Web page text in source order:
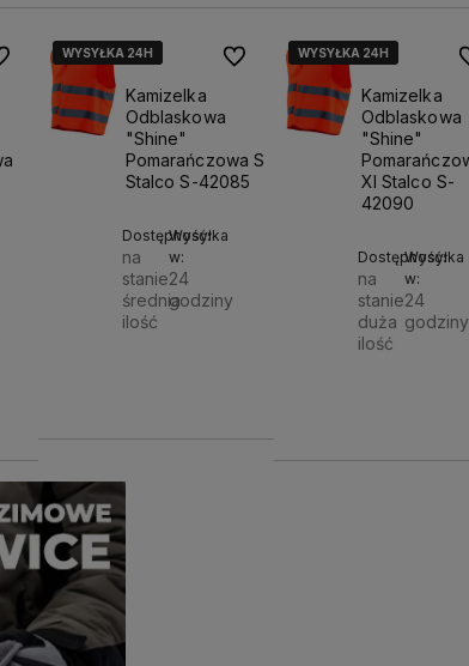
Działamy od 1998 roku, mamy więc
26 lat doświadczenia na
Wysyłka nawet w 24h,
możesz liczyć na
ulubionychWYSYŁKA 24H
WYSYŁKA 24H
WYSYŁKA 24H
Kamizelka
Odblaskowa
"Shine"
Pomarańczowa S
Stalco S-42085
Dostępność:
na
stanie
średnia
ilość
Wysyłka
w:
24
godziny
Do ulubionychWYSYŁKA 24H
WYSYŁKA 24H
WYSYŁKA 24H
Kamizelka
Odblaskowa
"Shine"
Xl Stalco S-
42090
Dostępność:
na
stanie
duża
ilość
Wysyłka
w:
24
godziny